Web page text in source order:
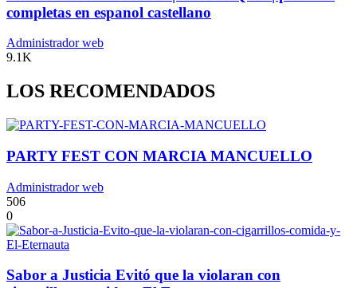
completas en espanol castellano
Administrador web
9.1K
LOS RECOMENDADOS
PARTY FEST CON MARCIA MANCUELLO
Administrador web
506
0
Sabor a Justicia Evitó que la violaran con